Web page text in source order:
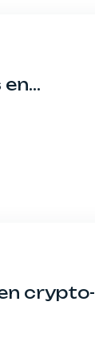
crypto-